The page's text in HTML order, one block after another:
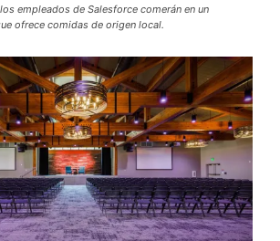
empleados de Salesforce comerán en un
ofrece comidas de origen local.